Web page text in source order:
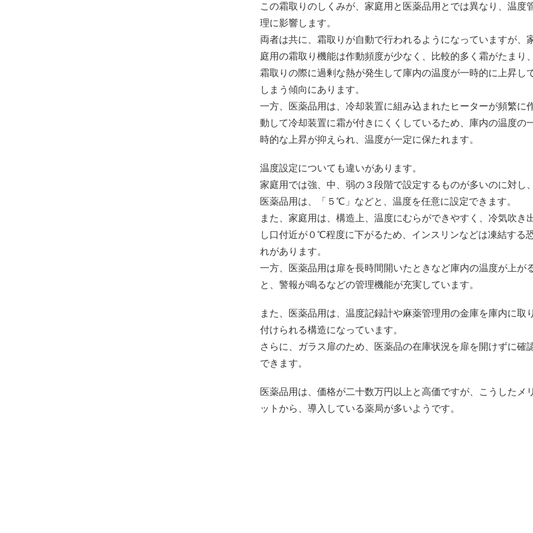
この霜取りのしくみが、家庭用と医薬品用とでは異なり、温度
理に影響します。
両者は共に、霜取りが自動で行われるようになっていますが、
庭用の霜取り機能は作動頻度が少なく、比較的多く霜がたまり、
霜取りの際に過剰な熱が発生して庫内の温度が一時的に上昇し
しまう傾向にあります。
一方、医薬品用は、冷却装置に組み込まれたヒーターが頻繁に
動して冷却装置に霜が付きにくくしているため、庫内の温度の
時的な上昇が抑えられ、温度が一定に保たれます。
温度設定についても違いがあります。
家庭用では強、中、弱の３段階で設定するものが多いのに対し、
医薬品用は、「５℃」などと、温度を任意に設定できます。
また、家庭用は、構造上、温度にむらができやすく、冷気吹き
し口付近が０℃程度に下がるため、インスリンなどは凍結する
れがあります。
一方、医薬品用は扉を長時間開いたときなど庫内の温度が上が
と、警報が鳴るなどの管理機能が充実しています。
また、医薬品用は、温度記録計や麻薬管理用の金庫を庫内に取り
付けられる構造になっています。
さらに、ガラス扉のため、医薬品の在庫状況を扉を開けずに確
できます。
医薬品用は、価格が二十数万円以上と高価ですが、こうしたメリ
ットから、導入している薬局が多いようです。